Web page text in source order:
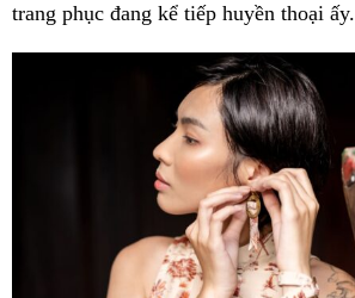
trang phục đang kể tiếp huyền thoại ấy.